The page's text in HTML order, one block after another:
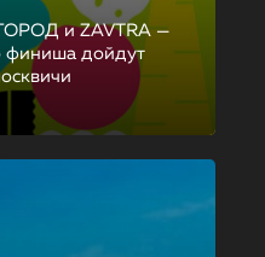
и ZAVTRA —
финиша дойдут